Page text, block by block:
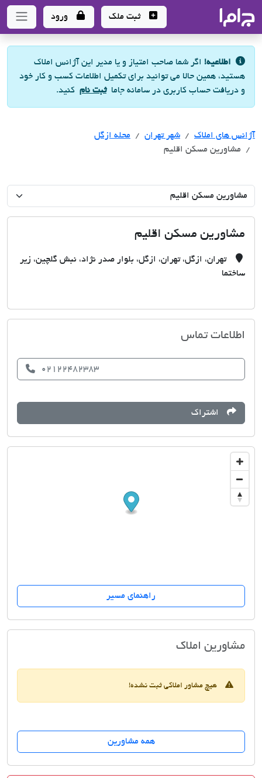
- سامانه جامع املاک و مشاورین املاک
ثبت ملک ورود
اطلاعیه! اگر شما صاحب امتیاز و یا مدیر این آژانس املاک
هستید، همین حالا می توانید برای تکمیل اطلاعات کسب و کار خود
و دریافت حساب کاربری در سامانه جاماثبت نام کنید.
آژانس های املاک آژانس های املاک
شهر تهران آژانس های املاک
محله ازگل
مشاورین مسکن اقلیم
مشاورین مسکن اقلیم
تهران، ازگل، تهران، ازگل، بلوار صدر نژاد، نبش گلچین، زیر
ساختما
اطلاعات تماس
02122482383
اشتراک
راهنمای مسیر
مشاورین املاکمشاورین مسکن اقلیم
هیچ مشاور املاکی ثبت نشده!
همه مشاورین